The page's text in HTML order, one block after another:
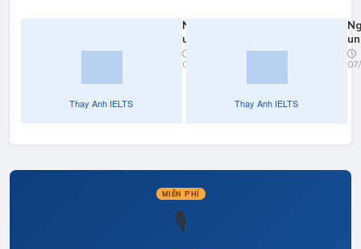
Nghe
unit 3:
nghe
part 3
07/04/2022
MIỄN PHÍ
🎙️